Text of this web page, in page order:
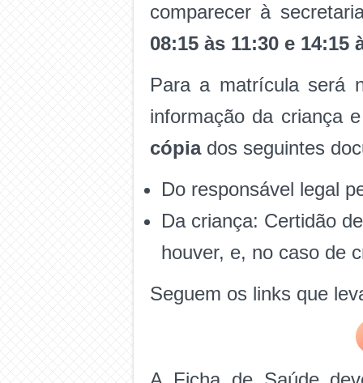
comparecer à
08:15 às 11:30 e 14:15
Para a matrícula será
informação da criança
cópiados seguintes
Do responsável legal
Da criança: Certidão
houver, e, no caso de
Seguem os links que